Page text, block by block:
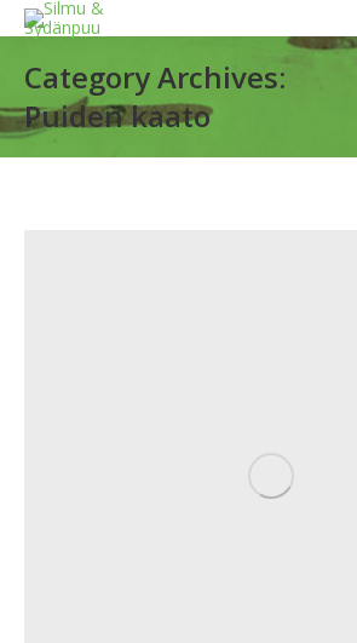
Category Archives:
Puiden kaato